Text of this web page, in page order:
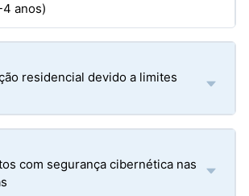
anos)
residencial devido a limites
com segurança cibernética nas